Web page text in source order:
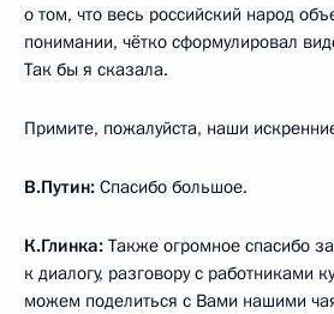
о том, что весь российский народ
понимании, чётко сформулировал
Так бы я сказала.
Примите, пожалуйста, наши
В.Путин: Спасибо большое.
К.Глинка: Также огромное спасибо
к диалогу, разговору с работниками
можем поделиться с Вами нашими